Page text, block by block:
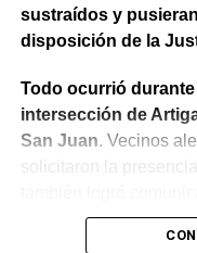
sustraídos y
disposición de la
Todo ocurrió durante
intersección de
San Juan. Vecinos
solicitaron la
emergencias para